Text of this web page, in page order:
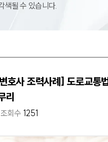
색될 수 있습니다.
호사 조력사례] 도로교통
리
조회수 1251